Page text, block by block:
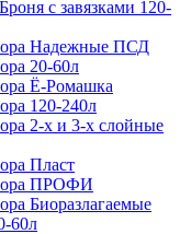
с завязками 120-
Надежные ПСД
20-60л
Ё-Ромашка
120-240л
2-х и 3-х слойные
Пласт
ПРОФИ
Биоразлагаемые
60л